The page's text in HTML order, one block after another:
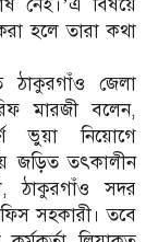
নেই।’এ বিষয়ে
হলে তারা কথা
ঠাকুরগাঁও জেলা
মারজী বলেন,
ভুয়া নিয়োগে
জ‌ড়িত তৎকালীন
ঠাকুরগাঁও সদর
সহকারী। তবে